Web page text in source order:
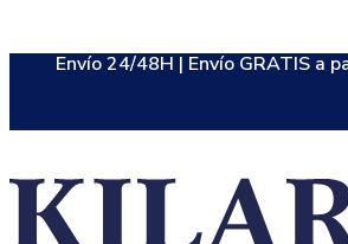
al
Envío 24/48H | Envío GRATIS a